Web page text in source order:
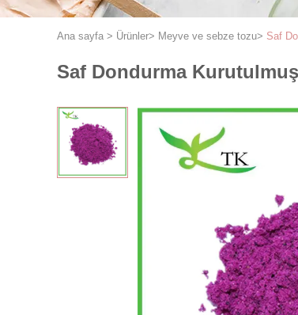
Ana sayfa > Ürünler> Meyve ve sebze tozu> Saf
Saf Dondurma Kurutulmuş